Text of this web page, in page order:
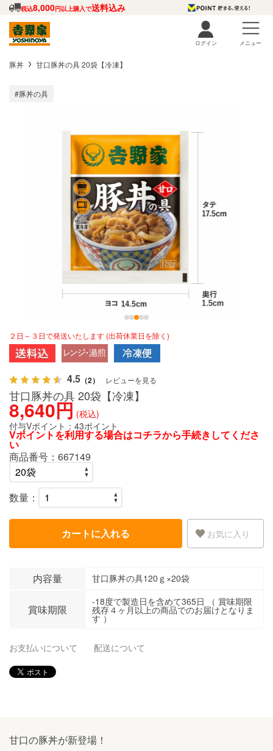
税込8,000円以上購入で送料込み
ログイン メニュー
豚丼 甘口豚丼の具 20袋【冷凍】
#豚丼の具
２日～３日で発送いたします (出荷休業日を除く)
4.5 （2） レビューを見る
甘口豚丼の具 20袋【冷凍】
8,640円 (税込)
付与Vポイント： 43ポイント
Vポイントを利用する場合はコチラから手続きしてくださ
い
商品番号： 667149
数量：
カートに入れる お気に入り
内容量 甘口豚丼の具120ｇ×20袋
賞味期限
-18度で製造日を含めて365日 （ 賞味期限
残存４ヶ月以上の商品でのお届けとなりま
す ）
お支払いについて 配送について
甘口の豚丼が新登場！